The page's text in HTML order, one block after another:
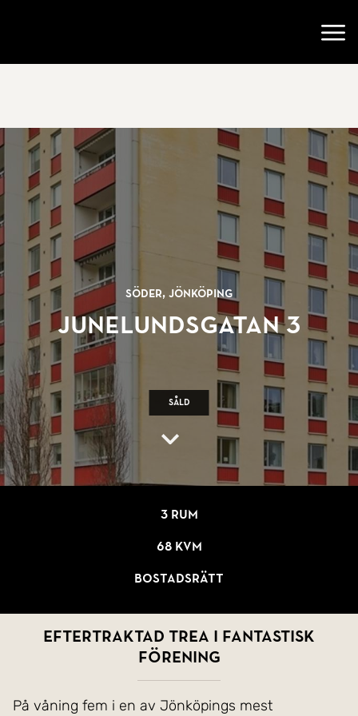
Söder, Jönköping
Junelundsgatan 3
Såld
3 rum
68 kvm
Bostadsrätt
Eftertraktad trea i fantastisk
förening
På våning fem i en av Jönköpings mest